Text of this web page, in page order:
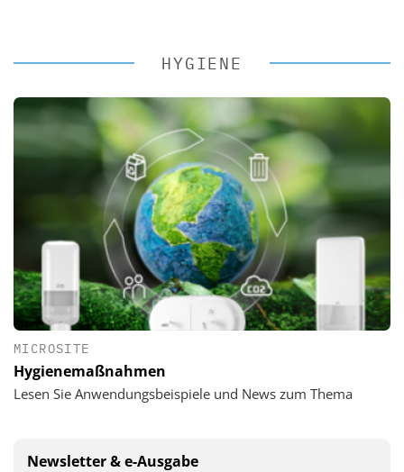
HYGIENE
MICROSITE
Hygienemaßnahmen
Lesen Sie Anwendungsbeispiele und News zum Thema
Newsletter & e-Ausgabe